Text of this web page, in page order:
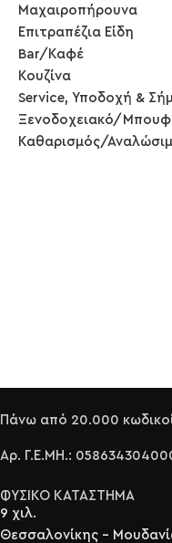
Μαχαιροπήρουνα
Επιτραπέζια Είδη
Bar/Καφέ
Κουζίνα
Service, Υποδοχή &
Ξενοδοχειακό/
Καθαρισμός/
Πάνω από 20.000
Αρ. Γ.Ε.ΜΗ.:
ΦΥΣΙΚΟ ΚΑΤΑΣΤΗΜΑ
9 χιλ.
Θεσσαλονίκης -